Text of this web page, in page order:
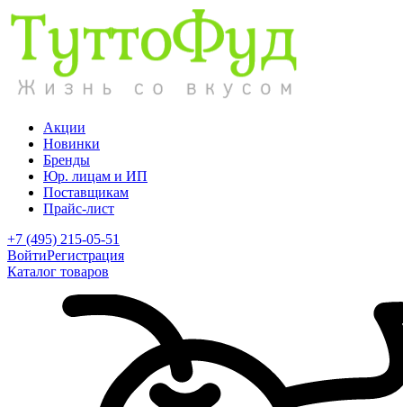
Акции
Новинки
Бренды
Юр. лицам и ИП
Поставщикам
Прайс-лист
+7 (495) 215-05-51
ВойтиРегистрация
Каталог товаров